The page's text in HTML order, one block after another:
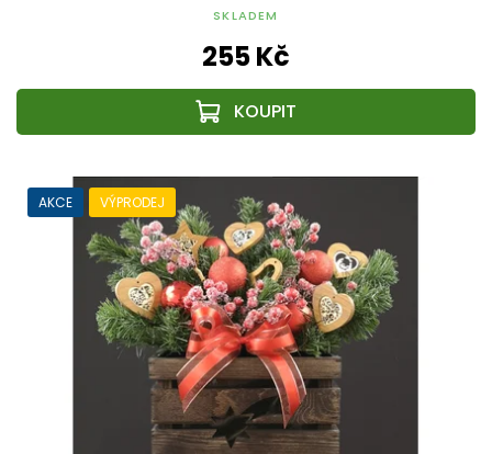
SKLADEM
255 Kč
AKCE VÝPRODEJ